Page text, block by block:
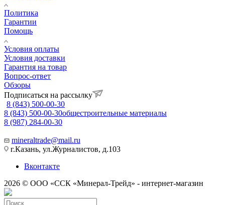
Политика
Гарантии
Помощь
Условия оплаты
Условия доставки
Гарантия на товар
Вопрос-ответ
Обзоры
Подписаться на рассылку
8 (843) 500-00-30
8 (843) 500-00-30общестроительные материалы
8 (987) 284-00-30
mineraltrade@mail.ru
г.Казань, ул.Журналистов, д.103
Вконтакте
2026 © ООО «ССК «Минерал-Трейд» - интернет-магазин